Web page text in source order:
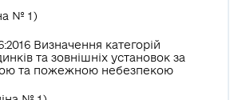
№ 1)
Визначення категорій
та зовнішніх установок за
та пожежною небезпекою